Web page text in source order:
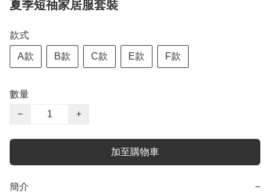
夏季短䄂家居服套裝
款式
A款 B款 C款 E款 F款
數量
−
+
加至購物車
簡介 −